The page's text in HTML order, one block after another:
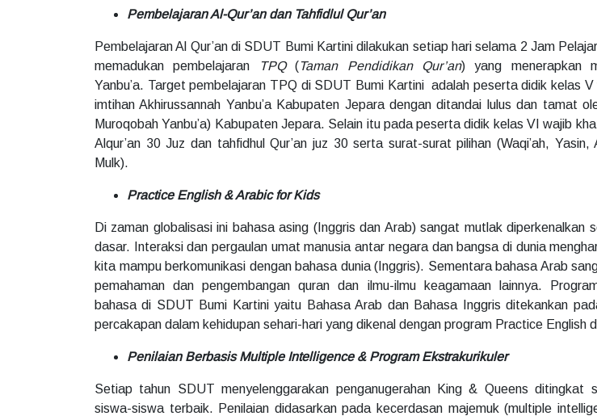
Pembelajaran Al-Qur’an dan Tahfidlul Qur’an
Pembelajaran Al Qur’an di SDUT Bumi Kartini dilakukan setiap hari selama 2 Jam
memadukan pembelajaran
TPQ(Taman Pendidikan Qur’an) yang menerapkan
Yanbu’a. Target pembelajaran TPQ di SDUT Bumi Kartini adalah peserta didik kelas V
imtihan Akhirussannah Yanbu’a Kabupaten Jepara dengan ditandai lulus dan tamat
Muroqobah Yanbu’a) Kabupaten Jepara. Selain itu pada peserta didik kelas VI wajib
Alqur’an 30 Juz dan tahfidhul Qur’an juz 30 serta surat-surat pilihan (Waqi’ah, Yasin,
Mulk).
Practice English & Arabic for Kids
Di zaman globalisasi ini bahasa asing (Inggris dan Arab) sangat mutlak diperkenalkan
dasar. Interaksi dan pergaulan umat manusia antar negara dan bangsa di dunia
kita mampu berkomunikasi dengan bahasa dunia (Inggris). Sementara bahasa Arab
pemahaman dan pengembangan quran dan ilmu-ilmu keagamaan lainnya.
bahasa di SDUT Bumi Kartini yaitu Bahasa Arab dan Bahasa Inggris ditekankan
percakapan dalam kehidupan sehari-hari yang dikenal dengan program Practice English
Penilaian Berbasis Multiple Intelligence & Program Ekstrakurikuler
Setiap tahun SDUT menyelenggarakan penganugerahan King & Queens ditingkat
siswa-siswa terbaik. Penilaian didasarkan pada kecerdasan majemuk (multiple